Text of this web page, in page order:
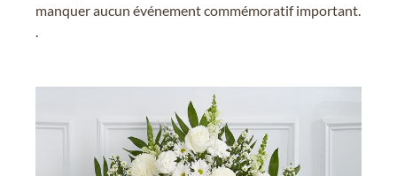
manquer aucun événement commémoratif important.